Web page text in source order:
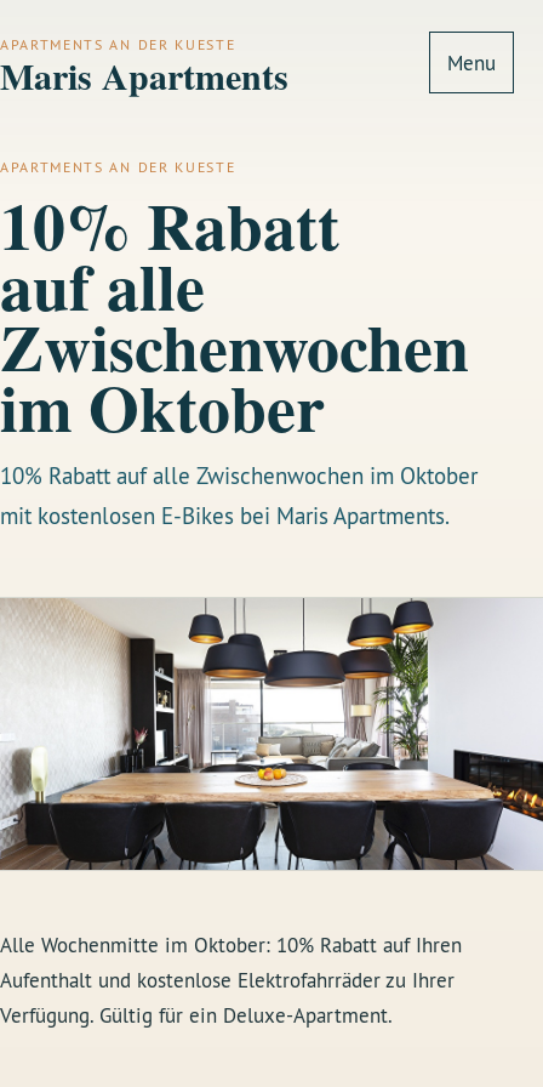
APARTMENTS AN DER KUESTE
Maris Apartments Menu
APARTMENTS AN DER KUESTE
10% Rabatt
auf alle
Zwischenwochen
im Oktober
10% Rabatt auf alle Zwischenwochen im Oktober
mit kostenlosen E-Bikes bei Maris Apartments.
Alle Wochenmitte im Oktober: 10% Rabatt auf Ihren
Aufenthalt und kostenlose Elektrofahrräder zu Ihrer
Verfügung. Gültig für ein Deluxe-Apartment.